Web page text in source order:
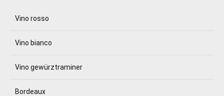
Vino rosso
Vino bianco
Vino gewürztraminer
Bordeaux